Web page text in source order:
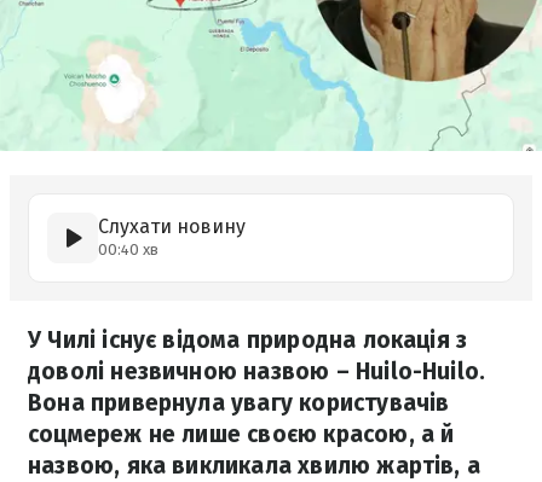
Слухати новину
00:40 хв
У Чилі існує відома природна локація з
доволі незвичною назвою – Huilo-Huilo.
Вона привернула увагу користувачів
соцмереж не лише своєю красою, а й
назвою, яка викликала хвилю жартів, а